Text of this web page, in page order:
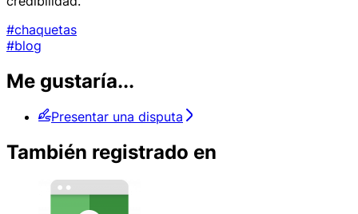
#chaquetas
#blog
Me gustaría...
Presentar una disputa
También registrado en